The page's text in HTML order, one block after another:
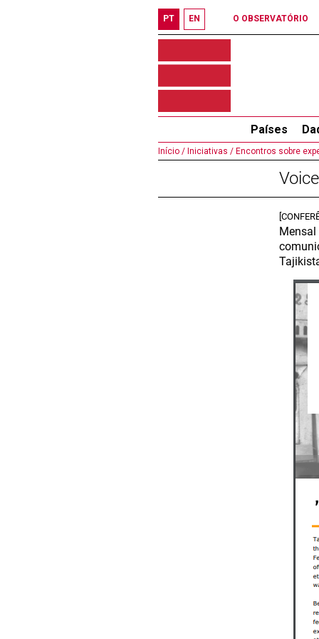
PT EN O OBSERVATÓRIO
Países
Início / Iniciativas / Encontros sobre
Mensal